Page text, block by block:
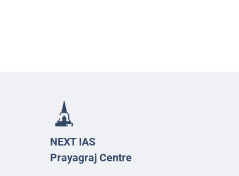
NEXT IAS
Prayagraj Centre